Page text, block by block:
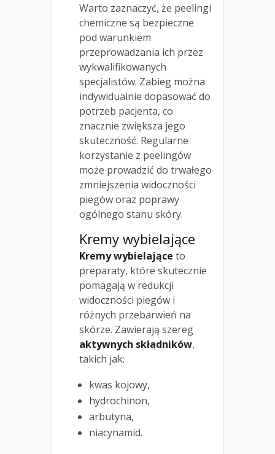
Warto zaznaczyć, że peelingi
chemiczne są bezpieczne
pod warunkiem
przeprowadzania ich przez
wykwalifikowanych
specjalistów. Zabieg można
indywidualnie dopasować do
potrzeb pacjenta, co
znacznie zwiększa jego
skuteczność. Regularne
korzystanie z peelingów
może prowadzić do trwałego
zmniejszenia widoczności
piegów oraz poprawy
ogólnego stanu skóry.
Kremy wybielające
Kremy wybielające to
preparaty, które skutecznie
pomagają w redukcji
widoczności piegów i
różnych przebarwień na
skórze. Zawierają szereg
aktywnych składników,
takich jak:
kwas kojowy,
hydrochinon,
arbutyna,
niacynamid.